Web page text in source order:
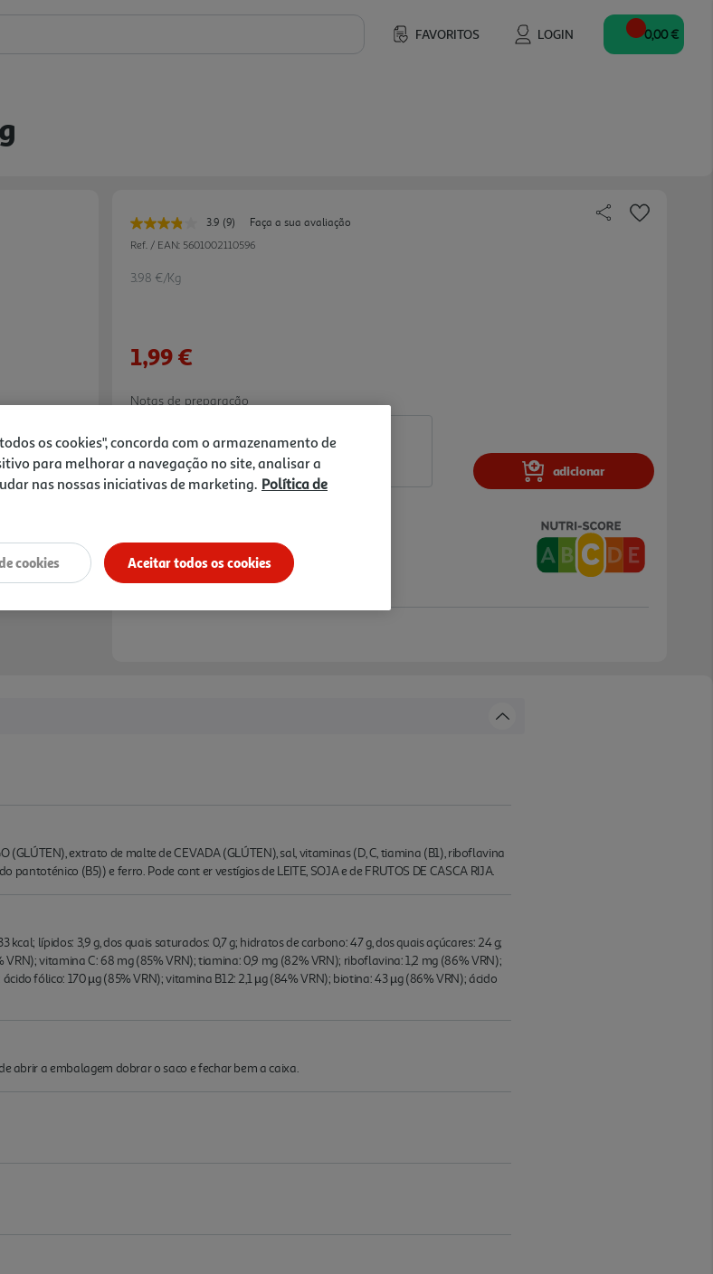
FAVORITOS LOGIN 0,00 €
3.9 Leu
9
(9)
Faça a sua avaliação
Ref. / EAN: 5601002110596
3.98 €/Kg
1,99 €
Notas de preparação
adicionar
(GLÚTEN), extrato de malte de CEVADA (GLÚTEN), sal, vitaminas (D, C, tiamina (B1), riboflavina
pantoténico (B5)) e ferro. Pode cont er vestígios de LEITE, SOJA e de FRUTOS DE CASCA RIJA.
lípidos: 3,9 g, dos quais saturados: 0,7 g; hidratos de carbono: 47 g, dos quais açúcares: 24 g;
VRN); vitamina C: 68 mg (85% VRN); tiamina: 0,9 mg (82% VRN); riboflavina: 1,2 mg (86% VRN);
fólico: 170 µg (85% VRN); vitamina B12: 2,1 µg (84% VRN); biotina: 43 µg (86% VRN); ácido
abrir a embalagem dobrar o saco e fechar bem a caixa.
os cookies", concorda com o armazenamento de
para melhorar a navegação no site, analisar a
nas nossas iniciativas de marketing. Política de
Aceitar todos os cookies
cookies